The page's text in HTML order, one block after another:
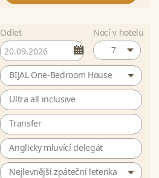
Odlet
Nocí v hotelu
7
BIJAL One-Bedroom House
Ultra all inclusive
Transfer
Anglicky mluvící delegát
Nejlevnější zpáteční letenka